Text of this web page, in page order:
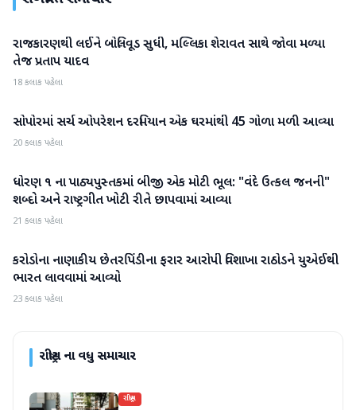
રાષ્ટ્રીય
રાજકારણથી લઈને બોલિવૂડ સુધી, મલ્લિકા શેરાવત સાથે જોવા મળ્યા
તેજ પ્રતાપ યાદવ
18 કલાક પહેલા
રાષ્ટ્રીય
સોપોરમાં સર્ચ ઓપરેશન દરમિયાન એક ઘરમાંથી 45 ગોળા મળી આવ્યા
20 કલાક પહેલા
રાષ્ટ્રીય
ધોરણ ૧ ના પાઠ્યપુસ્તકમાં બીજી એક મોટી ભૂલ: "વંદે ઉત્કલ જનની"
શબ્દો અને રાષ્ટ્રગીત ખોટી રીતે છાપવામાં આવ્યા
21 કલાક પહેલા
રાષ્ટ્રીય
કરોડોના નાણાકીય છેતરપિંડીના ફરાર આરોપી વિશાખા રાઠોડને યુએઈથી
ભારત લાવવામાં આવ્યો
23 કલાક પહેલા
રાષ્ટ્રીયના વધુ સમાચાર
રાષ્ટ્રીય